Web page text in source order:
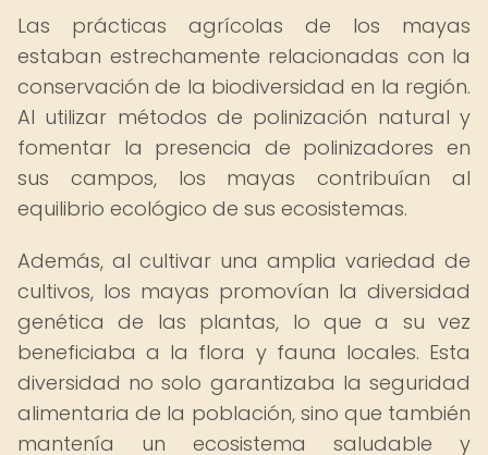
Las prácticas agrícolas de los mayas
estaban estrechamente relacionadas con la
conservación de la biodiversidad en la región.
Al utilizar métodos de polinización natural y
fomentar la presencia de polinizadores en
sus campos, los mayas contribuían al
equilibrio ecológico de sus ecosistemas.
Además, al cultivar una amplia variedad de
cultivos, los mayas promovían la diversidad
genética de las plantas, lo que a su vez
beneficiaba a la flora y fauna locales. Esta
diversidad no solo garantizaba la seguridad
alimentaria de la población, sino que también
mantenía un ecosistema saludable y